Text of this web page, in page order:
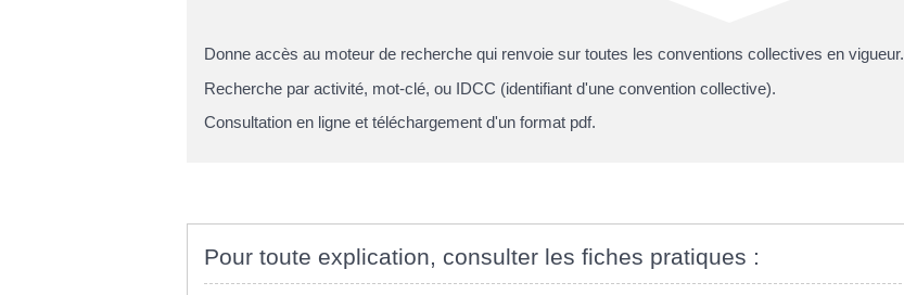
Donne accès au moteur de recherche qui renvoie sur toutes les conventions collectives en vigueur.
Recherche par activité, mot-clé, ou IDCC (identifiant d'une convention collective).
Consultation en ligne et téléchargement d'un format pdf.
Pour toute explication, consulter les fiches pratiques :